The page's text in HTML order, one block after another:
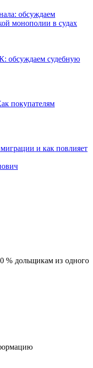
обсуждаем
монополии в судах
обсуждаем судебную
покупателям
и как повлияет
% дольщикам из одного